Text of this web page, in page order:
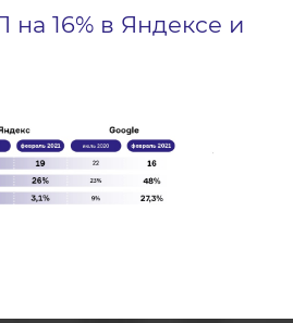
на 16% в Яндексе и